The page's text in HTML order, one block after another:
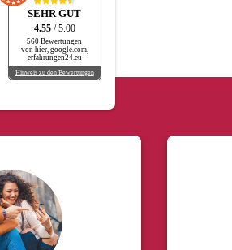
SEHR GUT
4.55 / 5.00
560 Bewertungen
von hier, google.com,
erfahrungen24.eu
Hinweis zu den Bewertungen